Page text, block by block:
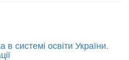
в системі освіти України.